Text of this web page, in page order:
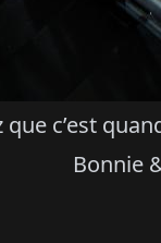
c’est
Bonnie